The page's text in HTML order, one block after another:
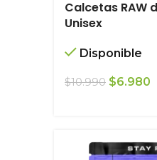
Calcetas RAW
Unisex
Disponible
$10.990 El
$10.990.
$6.980